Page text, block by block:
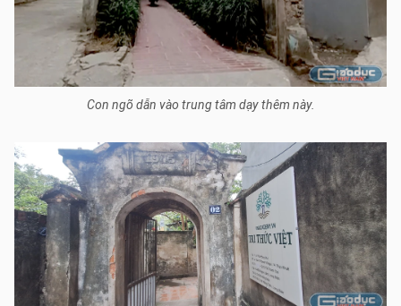
Con ngõ dẫn vào trung tâm dạy thêm này.